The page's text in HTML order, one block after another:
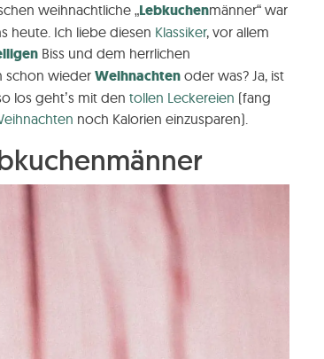
weihnachtliche „Lebkuchenmänner“ war
heute. Ich liebe diesen Klassiker, vor allem
Biss und dem herrlichen
schon wiederWeihnachten oder was? Ja, ist
los geht’s mit den tollen Leckereien (fang
noch Kalorien einzusparen).